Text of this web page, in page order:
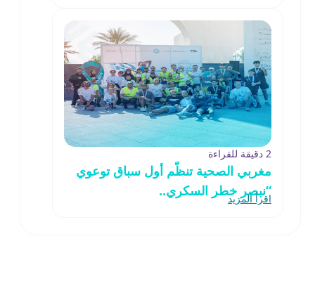
2 دقيقة للقراءة
مغربي الصحية تنظّم أول سباق توعوي
“نبصر خطر السكري..
اقرأ المزيد